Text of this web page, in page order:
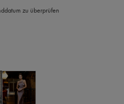
zu überprüfen